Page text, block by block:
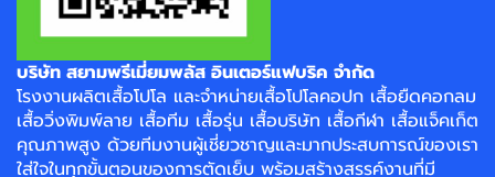
บริษัท สยามพรีเมี่ยมพลัส อินเตอร์แฟบริค จำกัด
โรงงานผลิตเสื้อโปโล และจำหน่ายเสื้อโปโลคอปก เสื้อยืดคอกลม
เสื้อวิ่งพิมพ์ลาย เสื้อทีม เสื้อรุ่น เสื้อบริษัท เสื้อกีฬา เสื้อแจ็คเก็ต
คุณภาพสูง ด้วยทีมงานผู้เชี่ยวชาญและมากประสบการณ์ของเรา
ใส่ใจในทุกขั้นตอนของการตัดเย็บ พร้อมสร้างสรรค์งานที่มี